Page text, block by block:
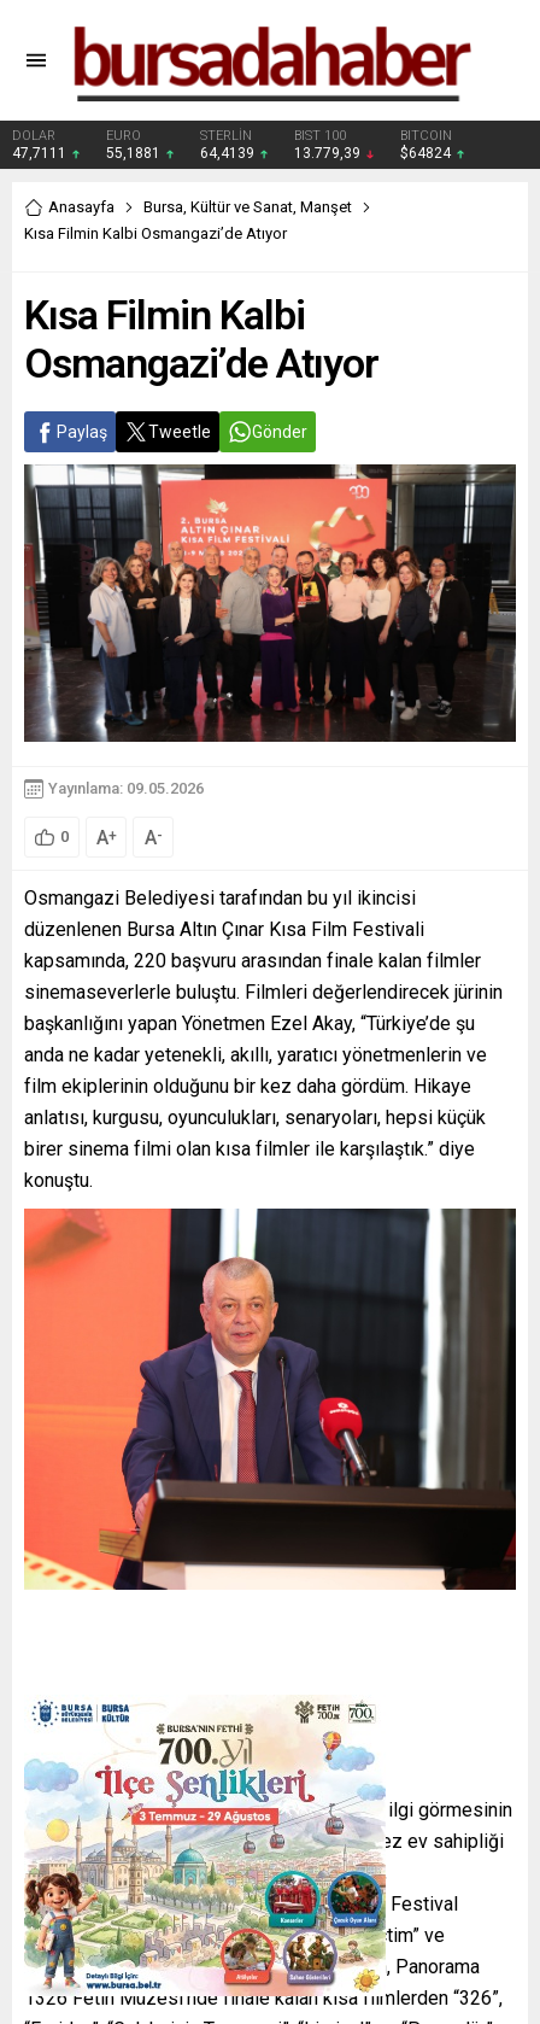
DOLAR
47,7111
EURO
55,1881
STERLİN
64,4139
BIST 100
13.779,39
BITCOIN
$64824
Anasayfa Bursa, Kültür ve Sanat, Manşet
Kısa Filmin Kalbi Osmangazi’de Atıyor
Kısa Filmin Kalbi
Osmangazi’de Atıyor
Paylaş Tweetle Gönder
Yayınlama: 09.05.2026
0 A+ A-
Osmangazi Belediyesi tarafından bu yıl ikincisi
düzenlenen Bursa Altın Çınar Kısa Film Festivali
kapsamında, 220 başvuru arasından finale kalan filmler
sinemaseverlerle buluştu. Filmleri değerlendirecek jürinin
başkanlığını yapan Yönetmen Ezel Akay, “Türkiye’de şu
anda ne kadar yetenekli, akıllı, yaratıcı yönetmenlerin ve
film ekiplerinin olduğunu bir kez daha gördüm. Hikaye
anlatısı, kurgusu, oyunculukları, senaryoları, hepsi küçük
birer sinema filmi olan kısa filmler ile karşılaştık.” diye
konuştu.
Geçtiğimiz yıl ilki gerçekleştirilen ve yoğun ilgi görmesinin
ardından Osmangazi Belediyesi’nin ikinci kez ev sahipliği
yaptığı Bursa Altın Çınar Kısa Film Festivali,
sinemaseverlere sanat dolu anlar yaşatıyor. Festival
kapsamında “Ayşe”, “Sisler Bulvarından Geçtim” ve
“Mukadderat” filmleri izleyiciyle buluşurken, Panorama
1326 Fetih Müzesi’nde finale kalan kısa filmlerden “326”,